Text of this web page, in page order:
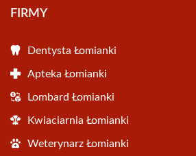
FIRMY
Dentysta Łomianki
Apteka Łomianki
Lombard Łomianki
Kwiaciarnia Łomianki
Weterynarz Łomianki